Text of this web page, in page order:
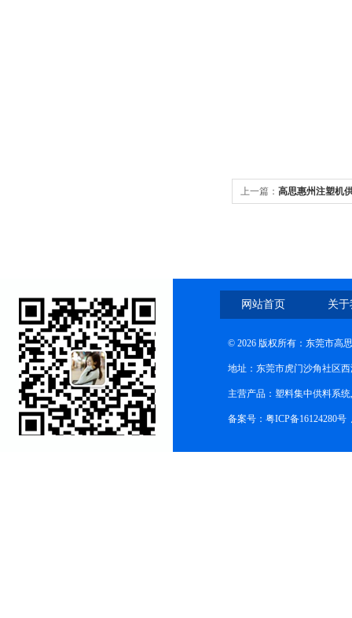
上一篇： 高思惠州注塑机
网站首页 关
© 2026 版权所有：东莞市高
地址：东莞市虎门沙角社区
主营产品：塑料集中供料系
备案号：粤ICP备16124280号